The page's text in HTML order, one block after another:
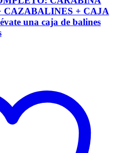
CAZABALINES + CAJA
una caja de balines